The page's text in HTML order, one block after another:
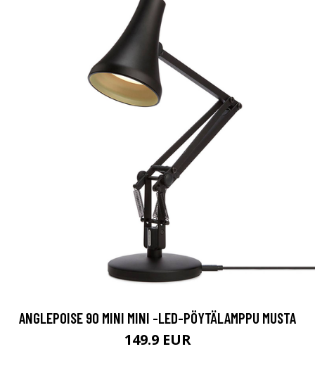
ANGLEPOISE 90 MINI MINI -LED-PÖYTÄLAMPPU MUSTA
149.9 EUR